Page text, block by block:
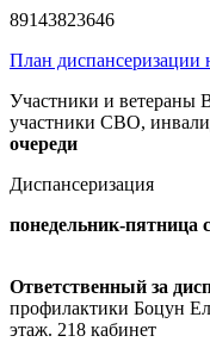
89143823646
План диспансеризации
Участники и ветераны
участники СВО,
очереди
Диспансеризация
понедельник-пятница
Ответственный за
профилактики Боцун
этаж. 218 кабинет